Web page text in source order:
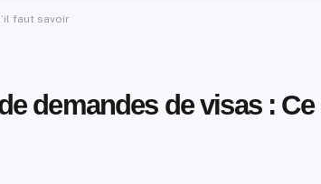
faut savoir
demandes de visas : Ce